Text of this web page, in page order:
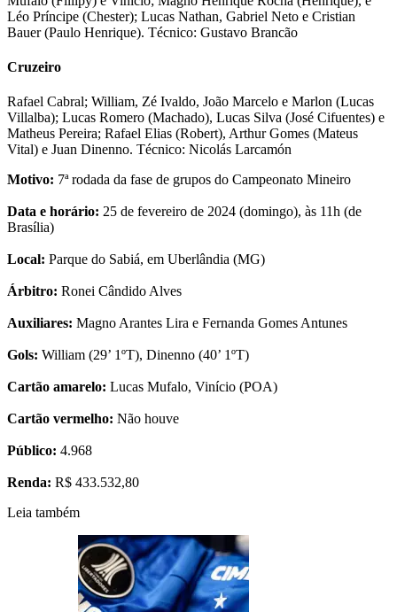
Léo Príncipe (Chester); Lucas Nathan, Gabriel Neto e Cristian
Bauer (Paulo Henrique). Técnico: Gustavo Brancão
Cruzeiro
Rafael Cabral; William, Zé Ivaldo, João Marcelo e Marlon (Lucas
Villalba); Lucas Romero (Machado), Lucas Silva (José Cifuentes) e
Matheus Pereira; Rafael Elias (Robert), Arthur Gomes (Mateus
Vital) e Juan Dinenno. Técnico: Nicolás Larcamón
Motivo: 7ª rodada da fase de grupos do Campeonato Mineiro
Data e horário: 25 de fevereiro de 2024 (domingo), às 11h (de
Brasília)
Local: Parque do Sabiá, em Uberlândia (MG)
Árbitro: Ronei Cândido Alves
Auxiliares: Magno Arantes Lira e Fernanda Gomes Antunes
Gols: William (29’ 1ºT), Dinenno (40’ 1ºT)
Cartão amarelo: Lucas Mufalo, Vinício (POA)
Cartão vermelho: Não houve
Público: 4.968
Renda: R$ 433.532,80
Leia também